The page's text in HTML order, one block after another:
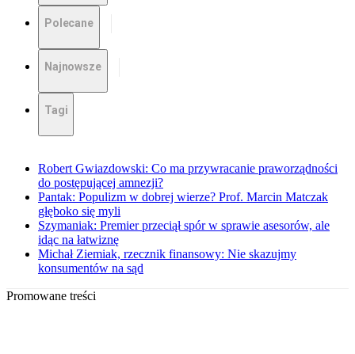
Polecane
Najnowsze
Tagi
Robert Gwiazdowski: Co ma przywracanie praworządności
do postępującej amnezji?
Pantak: Populizm w dobrej wierze? Prof. Marcin Matczak
głęboko się myli
Szymaniak: Premier przeciął spór w sprawie asesorów, ale
idąc na łatwiznę
Michał Ziemiak, rzecznik finansowy: Nie skazujmy
konsumentów na sąd
Promowane treści